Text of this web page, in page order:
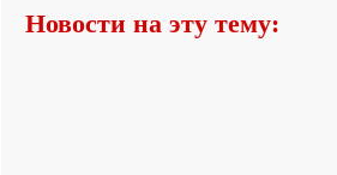
Новости на эту тему: